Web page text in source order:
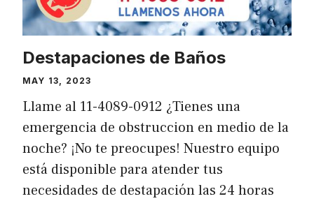
Destapaciones de Baños
MAY 13, 2023
Llame al 11-4089-0912 ¿Tienes una
emergencia de obstruccion en medio de la
noche? ¡No te preocupes! Nuestro equipo
está disponible para atender tus
necesidades de destapación las 24 horas